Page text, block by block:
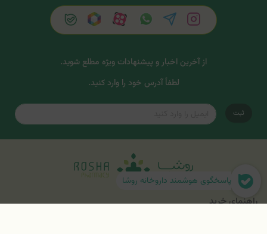
از آخرین اخبار و پیشنهادات ویژه مطلع شوید.
لطفاً آدرس خود را وارد کنید.
ثبت
راهنمای خرید
پاسخگوی هوشمند داروخانه روشا